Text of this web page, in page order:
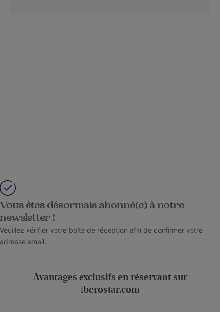
Vous êtes désormais abonné(e) à notre
newsletter !
Veuillez vérifier votre boîte de réception afin de confirmer votre
adresse email.
Avantages exclusifs en réservant sur
iberostar.com